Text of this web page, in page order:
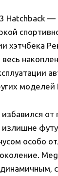
Hatchback —
хэтчбека
весь
моделей
излишне
особо